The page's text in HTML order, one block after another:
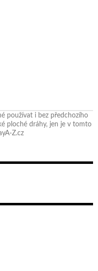
používat i bez předchozího
ploché dráhy, jen je v tomto
Z.cz